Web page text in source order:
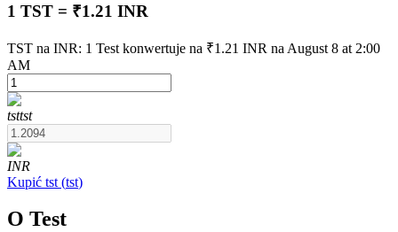
Kontrakty terminowe na USDT
1 TST = ₹1.21 INR
TST na INR: 1 Test konwertuje na ₹1.21 INR na August 8 at 2:00
AM
tsttst
INR
Kupić tst (tst)
O Test